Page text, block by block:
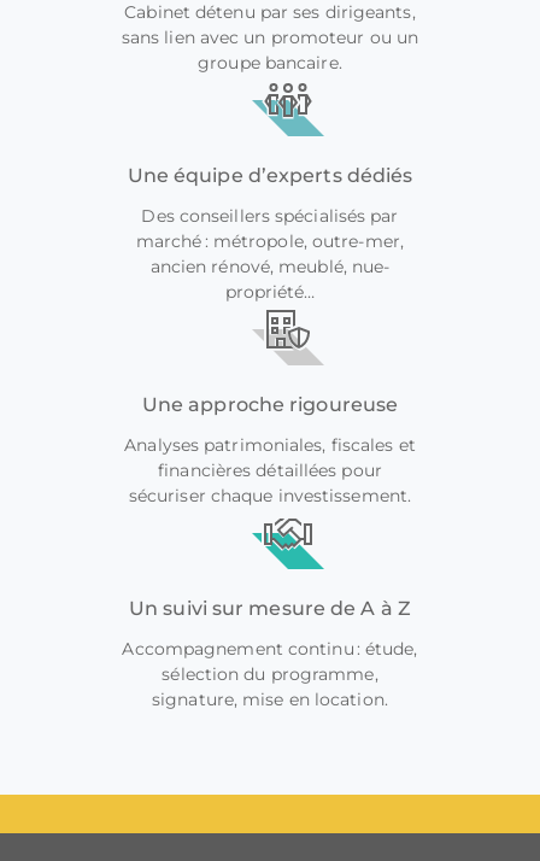
Cabinet détenu par ses dirigeants,
sans lien avec un promoteur ou un
groupe bancaire.
Une équipe d’experts dédiés
Des conseillers spécialisés par
marché : métropole, outre-mer,
ancien rénové, meublé, nue-
propriété…
Une approche rigoureuse
Analyses patrimoniales, fiscales et
financières détaillées pour
sécuriser chaque investissement.
Un suivi sur mesure de A à Z
Accompagnement continu : étude,
sélection du programme,
signature, mise en location.